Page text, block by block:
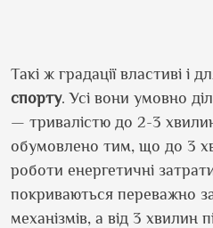
Такі ж градації властиві і
спорту. Усі вони умовно
— тривалістю до 2-3
обумовлено тим, що до 3
роботи енергетичні
покриваються переважно
механізмів, а від 3 хвилин